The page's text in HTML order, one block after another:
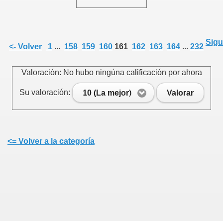
<- Volver 1 ... 158 159 160 161 162 163 164 ... 232
Valoración: No hubo ningúna calificación por ahora
Su valoración: 10 (La mejor) Valorar
<= Volver a la categoría